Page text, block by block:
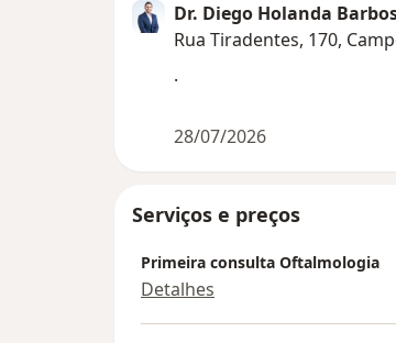
Dr. Diego Holanda
Rua Tiradentes, 170,
.
28/07/2026
Serviços e preços
Primeira consulta Oftalmologia
Detalhes